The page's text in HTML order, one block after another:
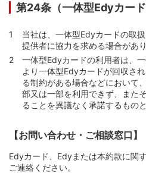
第24条（一体型Edyカード
当社は、一体型Edyカードの取
提供者に協力を求める場合があり
一体型Edyカードの利用者は、
より一体型Edyカードが回収さ
る制約がある場合などにおいて
部又は一部を利用できず、また
ることを異議なく承諾するものと
【お問い合わせ・ご相談窓口】
Edyカード、Edyまたは本約款に関
ご連絡ください。